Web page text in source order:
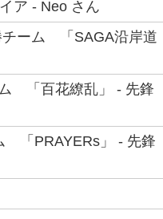
ア - Neo さん
チーム 「SAGA沿岸道
ム 「百花繚乱」 - 先鋒
「PRAYERs」 - 先鋒